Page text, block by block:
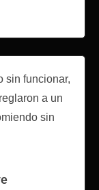
sin funcionar,
a un
sin